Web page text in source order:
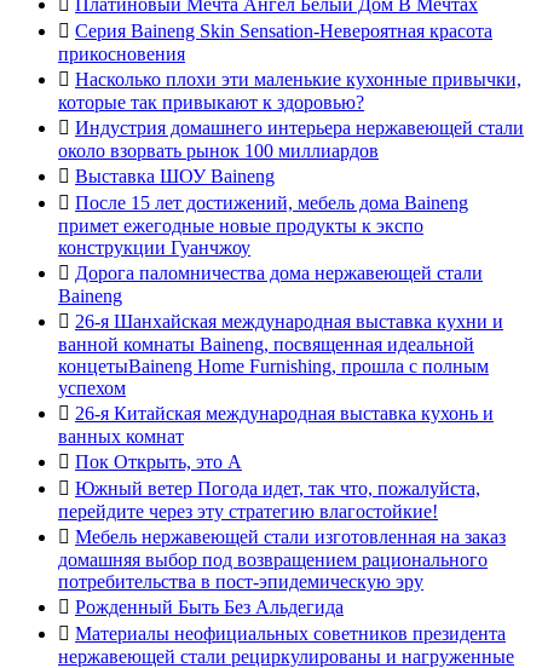
 Платиновый Мечта Ангел Белый Дом В Мечтах
 Серия Baineng Skin Sensation-Невероятная красота
прикосновения
 Насколько плохи эти маленькие кухонные привычки,
которые так привыкают к здоровью?
 Индустрия домашнего интерьера нержавеющей стали
около взорвать рынок 100 миллиардов
 Выставка ШОУ Baineng
 После 15 лет достижений, мебель дома Baineng
примет ежегодные новые продукты к экспо
конструкции Гуанчжоу
 Дорога паломничества дома нержавеющей стали
Baineng
 26-я Шанхайская международная выставка кухни и
ванной комнаты Baineng, посвященная идеальной
концетыBaineng Home Furnishing, прошла с полным
успехом
 26-я Китайская международная выставка кухонь и
ванных комнат
 Пок Открыть, это А
 Южный ветер Погода идет, так что, пожалуйста,
перейдите через эту стратегию влагостойкие!
 Мебель нержавеющей стали изготовленная на заказ
домашняя выбор под возвращением рационального
потребительства в пост-эпидемическую эру
 Рожденный Быть Без Альдегида
 Материалы неофициальных советников президента
нержавеющей стали рециркулированы и нагруженные